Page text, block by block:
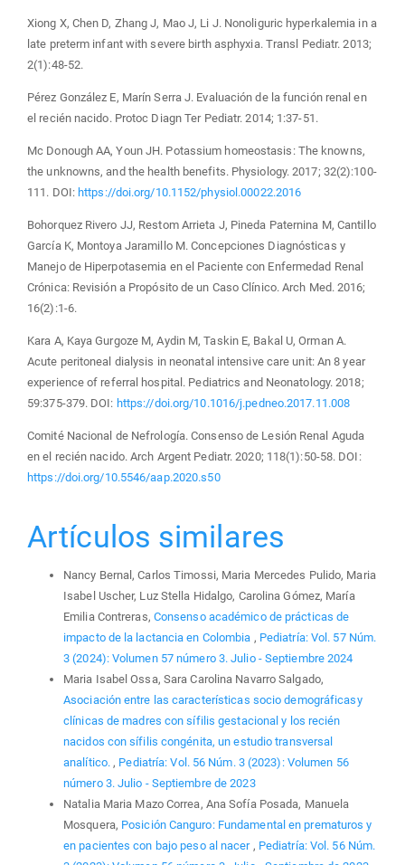
Xiong X, Chen D, Zhang J, Mao J, Li J. Nonoliguric hyperkalemia in a
late preterm infant with severe birth asphyxia. Transl Pediatr. 2013;
2(1):48-52.
Pérez González E, Marín Serra J. Evaluación de la función renal en
el recién nacido. Protoc Diagn Ter Pediatr. 2014; 1:37-51.
Mc Donough AA, Youn JH. Potassium homeostasis: The knowns,
the unknowns, and the health benefits. Physiology. 2017; 32(2):100-
111. DOI: https://doi.org/10.1152/physiol.00022.2016
Bohorquez Rivero JJ, Restom Arrieta J, Pineda Paternina M, Cantillo
García K, Montoya Jaramillo M. Concepciones Diagnósticas y
Manejo de Hiperpotasemia en el Paciente con Enfermedad Renal
Crónica: Revisión a Propósito de un Caso Clínico. Arch Med. 2016;
16(2):1-6.
Kara A, Kaya Gurgoze M, Aydin M, Taskin E, Bakal U, Orman A.
Acute peritoneal dialysis in neonatal intensive care unit: An 8 year
experience of referral hospital. Pediatrics and Neonatology. 2018;
59:375-379. DOI: https://doi.org/10.1016/j.pedneo.2017.11.008
Comité Nacional de Nefrología. Consenso de Lesión Renal Aguda
en el recién nacido. Arch Argent Pediatr. 2020; 118(1):50-58. DOI:
https://doi.org/10.5546/aap.2020.s50
Artículos similares
Nancy Bernal, Carlos Timossi, Maria Mercedes Pulido, Maria
Isabel Uscher, Luz Stella Hidalgo, Carolina Gómez, María
Emilia Contreras, Consenso académico de prácticas de
impacto de la lactancia en Colombia , Pediatría: Vol. 57 Núm.
3 (2024): Volumen 57 número 3. Julio - Septiembre 2024
Maria Isabel Ossa, Sara Carolina Navarro Salgado,
Asociación entre las características socio demográficasy
clínicas de madres con sífilis gestacional y los recién
nacidos con sífilis congénita, un estudio transversal
analítico. , Pediatría: Vol. 56 Núm. 3 (2023): Volumen 56
número 3. Julio - Septiembre de 2023
Natalia Maria Mazo Correa, Ana Sofía Posada, Manuela
Mosquera, Posición Canguro: Fundamental en prematuros y
en pacientes con bajo peso al nacer , Pediatría: Vol. 56 Núm.